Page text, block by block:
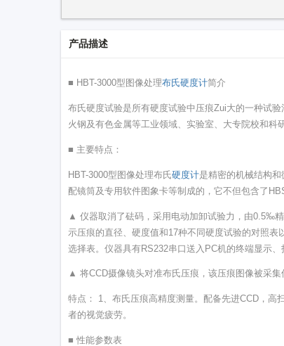
产品描述
■ HBT-3000型图像处理布氏硬度计简介
布氏硬度试验是所有硬度试验中压痕Zui大的一种试
火钢及有色金属等工业领域、实验室、大专院校和科
■ 主要特点：
HBT-3000型图像处理布氏硬度计是精密的机械结构
配镜筒及专用软件图象卡等制成的，它不但包含了
▲ 仪器取消了砝码，采用电动加卸试验力，由0.5‰
示压痕的直径、硬度值和17种不同硬度试验的对照
选择表。仪器具有RS232串口送入PC机的终端显示、
▲ 将CCD摄像镜头对准布氏压痕，该压痕图像被采
特点： 1、布氏压痕高精度测量。配备先进CCD，高
者的视觉疲劳。
■ 性能参数表